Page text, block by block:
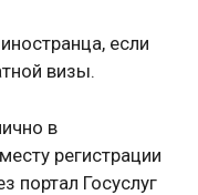
если
визы.
в
регистрации
портал Госуслуг